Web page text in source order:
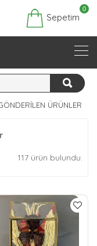
Sepetim
0
ÜRÜNLER
117 ürün bulundu.